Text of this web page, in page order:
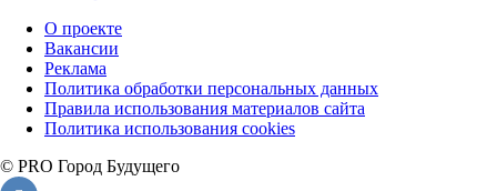
О проекте
Вакансии
Реклама
Политика обработки персональных данных
Правила использования материалов сайта
Политика использования cookies
© PRO Город Будущего